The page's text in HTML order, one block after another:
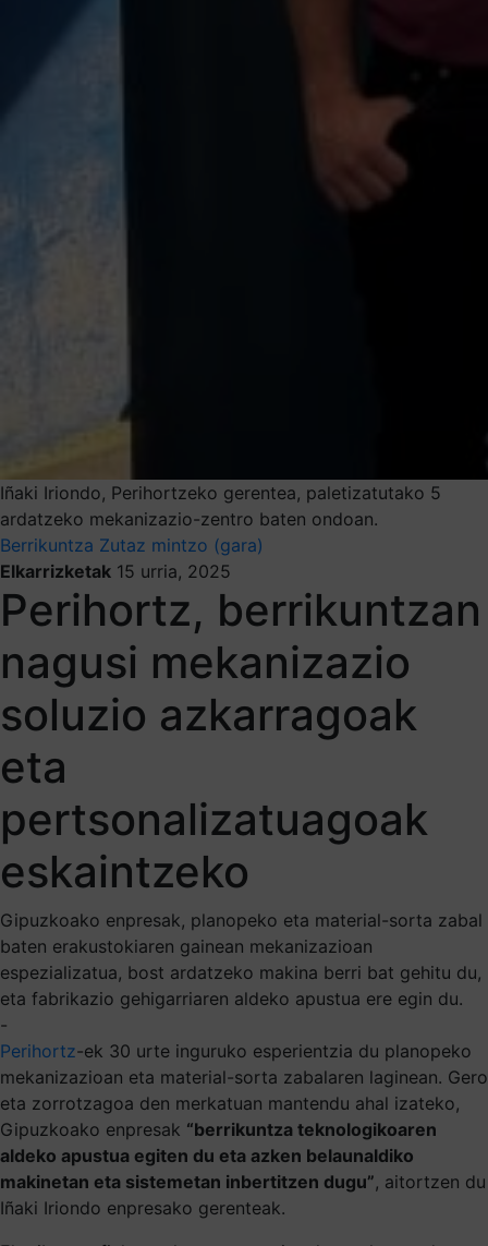
Iñaki Iriondo, Perihortzeko gerentea, paletizatutako 5
ardatzeko mekanizazio-zentro baten ondoan.
Berrikuntza Zutaz mintzo (gara)
Elkarrizketak 15 urria, 2025
Perihortz, berrikuntzan
nagusi mekanizazio
soluzio azkarragoak
eta
pertsonalizatuagoak
eskaintzeko
Gipuzkoako enpresak, planopeko eta material-sorta zabal
baten erakustokiaren gainean mekanizazioan
espezializatua, bost ardatzeko makina berri bat gehitu du,
eta fabrikazio gehigarriaren aldeko apustua ere egin du.
-
Perihortz-ek 30 urte inguruko esperientzia du planopeko
mekanizazioan eta material-sorta zabalaren laginean. Gero
eta zorrotzagoa den merkatuan mantendu ahal izateko,
Gipuzkoako enpresak “berrikuntza teknologikoaren
aldeko apustua egiten du eta azken belaunaldiko
makinetan eta sistemetan inbertitzen dugu”, aitortzen du
Iñaki Iriondo enpresako gerenteak.